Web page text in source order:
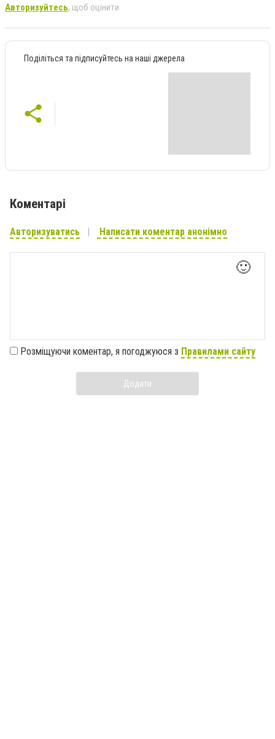
Авторизуйтесь, щоб оцінити
Поділіться та підписуйтесь на наші джерела
Коментарі
Авторизуватись Написати коментар анонімно
🙂
Розміщуючи коментар, я погоджуюся з Правилами сайту
Додати